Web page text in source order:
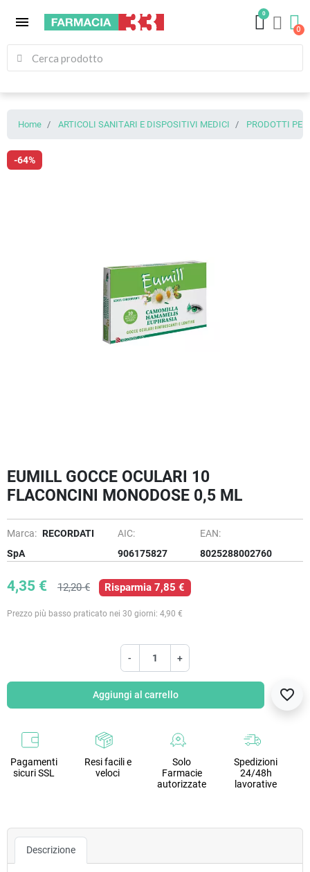
menu
0
Home ARTICOLI SANITARI E DISPOSITIVI MEDICI PRODOTTI
-64%
EUMILL GOCCE OCULARI 10
FLACONCINI MONODOSE 0,5 ML
Marca: RECORDATI
SpA
AIC:
906175827
EAN:
8025288002760
4,35 € 12,20 € Risparmia 7,85 €
Prezzo più basso praticato nei 30 giorni: 4,90 €
- +
Aggiungi al carrello favorite_border
Pagamenti
sicuri SSL
Resi facili e
veloci
Solo
Farmacie
autorizzate
Spedizioni
24/48h
lavorative
Descrizione